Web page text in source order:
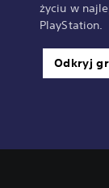
życiu w
PlayStation.
Odkryj